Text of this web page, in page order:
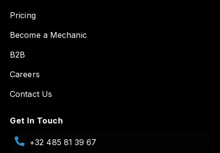
Pricing
Become a Mechanic
B2B
Careers
Contact Us
Get In Touch
+32 485 81 39 67